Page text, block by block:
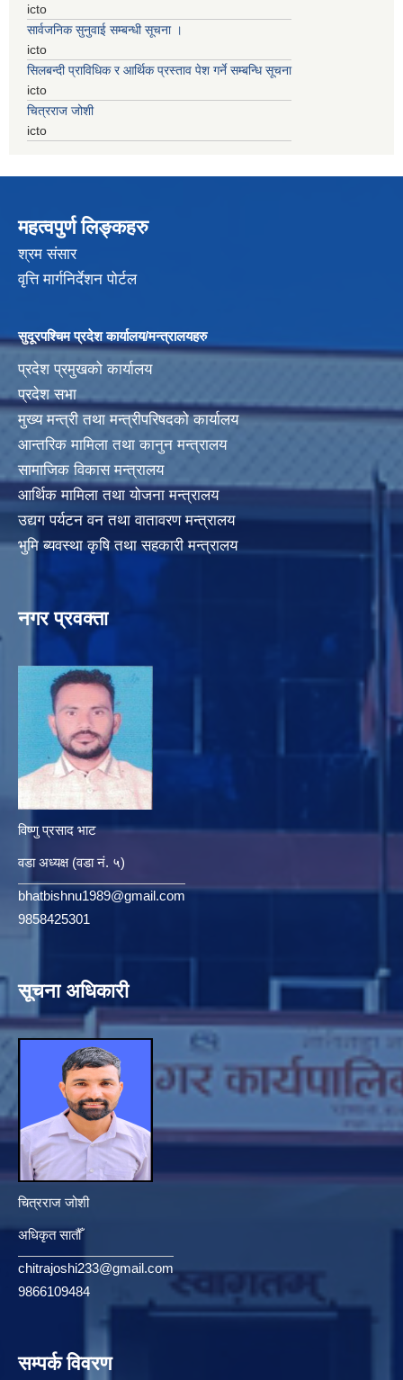
icto
सार्वजनिक सुनुवाई सम्बन्धी सूचना ।
icto
सिलबन्दी प्राविधिक र आर्थिक प्रस्ताव पेश गर्ने सम्बन्धि सूचना
icto
चित्रराज जोशी
icto
महत्वपुर्ण लिङ्कहरु
श्रम संसार
वृत्ति मार्गनिर्देशन पोर्टल
सुदूरपश्चिम प्रदेश कार्यालय/मन्त्रालयहरु
प्रदेश प्रमुखको कार्यालय
प्रदेश सभा
मुख्य मन्त्री तथा मन्त्रीपरिषदको कार्यालय
आन्तरिक मामिला तथा कानुन मन्त्रालय
सामाजिक विकास मन्त्रालय
आर्थिक मामिला तथा योजना मन्त्रालय
उद्यग पर्यटन वन तथा वातावरण मन्त्रालय
भुमि ब्यवस्था कृषि तथा सहकारी मन्त्रालय
नगर प्रवक्ता
विष्णु प्रसाद भाट
वडा अध्यक्ष (वडा नं. ५)
bhatbishnu1989@gmail.com
9858425301
सूचना अधिकारी
चित्रराज जोशी
अधिकृत सातौँ
chitrajoshi233@gmail.com
9866109484
सम्पर्क विवरण